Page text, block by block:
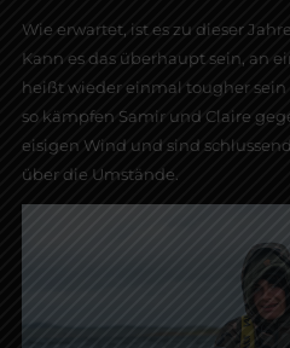
Wie erwartet, ist es zu dieser
Kann es das überhaupt sein, an
heißt wieder einmal tougher
so kämpfen Samir und Claire
eisigen Wind und sind
über die Umstände.